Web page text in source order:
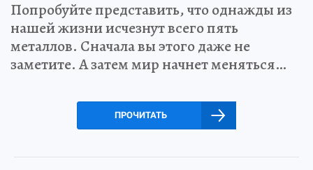
Попробуйте представить, что однажды из
нашей жизни исчезнут всего пять
металлов. Сначала вы этого даже не
заметите. А затем мир начнет меняться…
ПРОЧИТАТЬ